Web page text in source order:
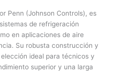
Penn (Johnson Controls), es
de refrigeración
en aplicaciones de aire
Su robusta construcción y
ideal para técnicos y
superior y una larga